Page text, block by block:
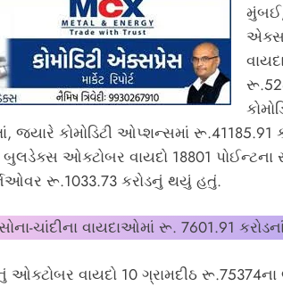
જ્યારે કોમોડિટી ઓપ્શન્સમાં
ઓક્ટોબર વાયદો 18801 પોઈન્ટના
રૂ.1033.73 કરોડનું થયું હતું.
ચાંદીના વાયદાઓમાં રૂ. 7601.91
વાયદો 10 ગ્રામદીઠ રૂ.75374ના